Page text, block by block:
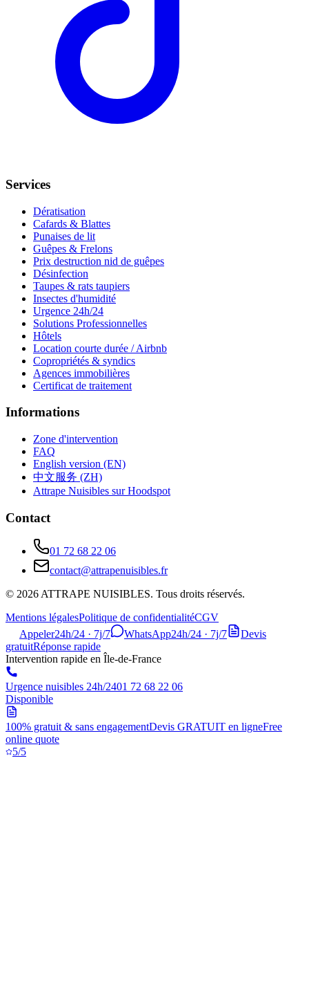
Services
Dératisation
Cafards & Blattes
Punaises de lit
Guêpes & Frelons
Prix destruction nid de guêpes
Désinfection
Taupes & rats taupiers
Insectes d'humidité
Urgence 24h/24
Solutions Professionnelles
Hôtels
Location courte durée / Airbnb
Copropriétés & syndics
Agences immobilières
Certificat de traitement
Informations
Zone d'intervention
FAQ
English version (EN)
中文服务 (ZH)
Attrape Nuisibles sur Hoodspot
Contact
01 72 68 22 06
contact@attrapenuisibles.fr
© 2026ATTRAPE NUISIBLES. Tous droits réservés.
Mentions légalesPolitique de confidentialitéCGV
Appeler24h/24 · 7j/7 WhatsApp24h/24 · 7j/7
Devis
gratuitRéponse rapide
Intervention rapide en Île-de-France
Urgence nuisibles 24h/2401 72 68 22 06
Disponible
100% gratuit & sans engagementDevis GRATUIT en ligneFree
online quote
5/5